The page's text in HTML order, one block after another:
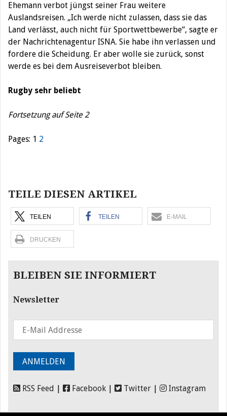
Ehemann verbot jüngst seiner Frau weitere
Auslandsreisen. „Ich werde nicht zulassen, dass sie das
Land verlässt, auch nicht für Sportwettbewerbe“, sagte er
der Nachrichtenagentur ISNA. Sie habe ihn verlassen und
fordere die Scheidung. Er aber wolle sie zurück, sonst
werde es bei dem Ausreiseverbot bleiben.
Rugby sehr beliebt
Fortsetzung auf Seite 2
Pages: 1 2
TEILE DIESEN ARTIKEL
TEILEN TEILEN E-MAIL
DRUCKEN
BLEIBEN SIE INFORMIERT
Newsletter
RSS Feed | Facebook | Twitter | Instagram